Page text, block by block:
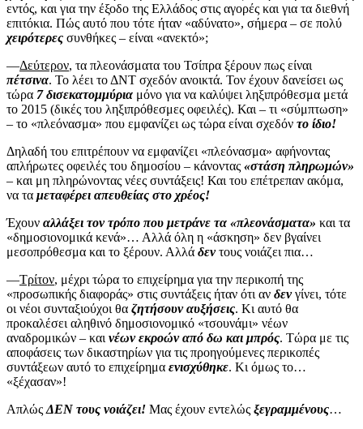
εντός, και για την έξοδο της Ελλάδος στις αγορές και για τα διεθνή
επιτόκια. Πώς αυτό που τότε ήταν «αδύνατο», σήμερα – σε πολύ
χειρότερες συνθήκες – είναι «ανεκτό»;
—Δεύτερον, τα πλεονάσματα του Τσίπρα ξέρουν πως είναι
πέτσινα. Το λέει το ΔΝΤ σχεδόν ανοικτά. Τον έχουν δανείσει ως
τώρα 7 δισεκατομμύρια μόνο για να καλύψει ληξιπρόθεσμα μετά
το 2015 (δικές του ληξιπρόθεσμες οφειλές). Και – τι «σύμπτωση»
– το «πλεόνασμα» που εμφανίζει ως τώρα είναι σχεδόν το ίδιο!
Δηλαδή του επιτρέπουν να εμφανίζει «πλεόνασμα» αφήνοντας
απλήρωτες οφειλές του δημοσίου – κάνοντας «στάση πληρωμών»
– και μη πληρώνοντας νέες συντάξεις! Και του επέτρεπαν ακόμα,
να τα μεταφέρει απευθείας στο χρέος!
Έχουν αλλάξει τον τρόπο που μετράνε τα «πλεονάσματα» και τα
«δημοσιονομικά κενά»… Αλλά όλη η «άσκηση» δεν βγαίνει
μεσοπρόθεσμα και το ξέρουν. Αλλά δεντους νοιάζει πια…
—Τρίτον, μέχρι τώρα το επιχείρημα για την περικοπή της
«προσωπικής διαφοράς» στις συντάξεις ήταν ότι αν δενγίνει, τότε
οι νέοι συνταξιούχοι θα ζητήσουν αυξήσεις. Κι αυτό θα
προκαλέσει αληθινό δημοσιονομικό «τσουνάμι» νέων
αναδρομικών – και νέων εκροών από δω και μπρός. Τώρα με τις
αποφάσεις των δικαστηρίων για τις προηγούμενες περικοπές
συντάξεων αυτό το επιχείρημα ενισχύθηκε. Κι όμως το…
«ξέχασαν»!
Απλώς ΔΕΝ τους νοιάζει! Μας έχουν εντελώς ξεγραμμένους…